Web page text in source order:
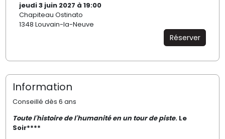
jeudi 3 juin 2027 à 19:00
Chapiteau Ostinato
1348 Louvain-la-Neuve
Réserver
Information
Conseillé dès 6 ans
Toute l'histoire de l'humanité en un tour de piste. Le
Soir****